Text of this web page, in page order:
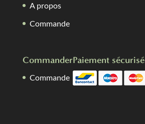
A propos
Commande
Commander
Commande
Paiement sécurisé